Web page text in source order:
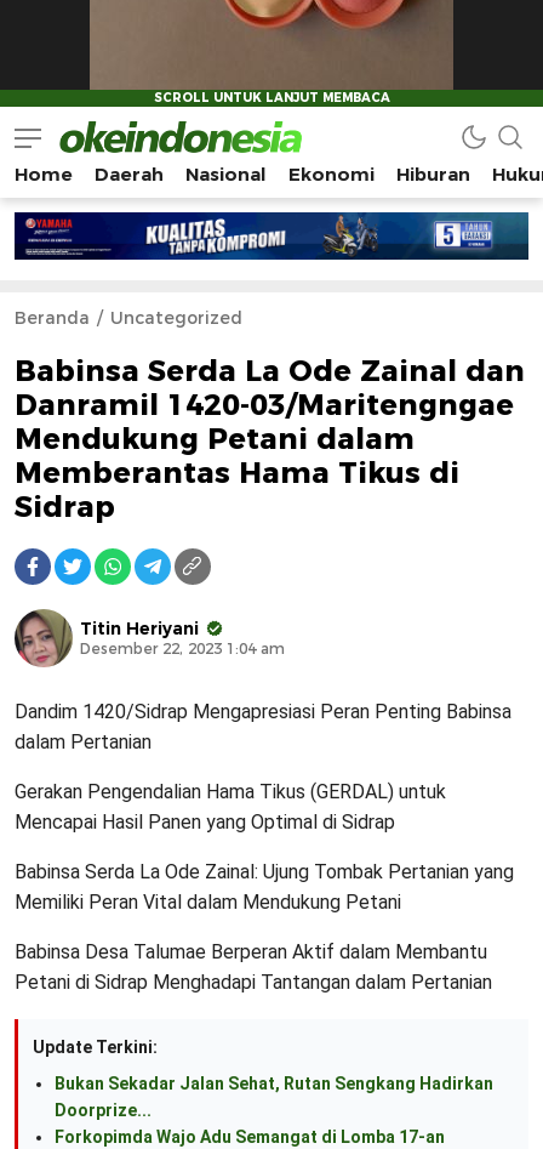
Okeindonesia.Online
Mengonlinekan Indonesia Secara Utuh
Home Daerah Nasional Ekonomi Hiburan
Beranda Uncategorized
Babinsa Serda La Ode Zainal dan
Danramil 1420-03/Maritengngae
Mendukung Petani dalam
Memberantas Hama Tikus di
Sidrap
Titin Heriyani
Desember 22, 2023 1:04 am
Dandim 1420/Sidrap Mengapresiasi Peran Penting Babinsa
dalam Pertanian
Gerakan Pengendalian Hama Tikus (GERDAL) untuk
Mencapai Hasil Panen yang Optimal di Sidrap
Babinsa Serda La Ode Zainal: Ujung Tombak Pertanian yang
Memiliki Peran Vital dalam Mendukung Petani
Babinsa Desa Talumae Berperan Aktif dalam Membantu
Petani di Sidrap Menghadapi Tantangan dalam Pertanian
Update Terkini:
Bukan Sekadar Jalan Sehat, Rutan Sengkang Hadirkan
Doorprize...
Forkopimda Wajo Adu Semangat di Lomba 17-an